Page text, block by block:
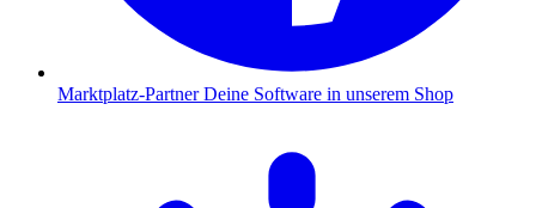
Marktplatz-Partner Deine Software in unserem Shop